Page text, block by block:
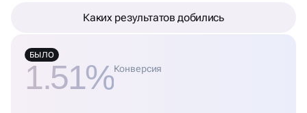
Каких результатов добились
БЫЛО
1.51%Конверсия